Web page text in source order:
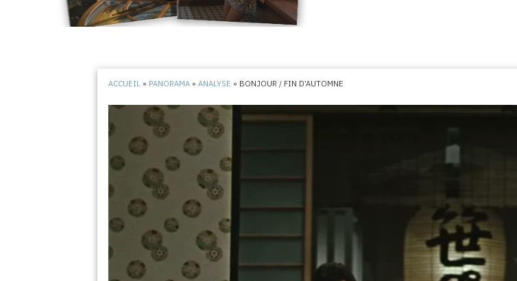
ACCUEIL » PANORAMA »ANALYSE » BONJOUR / FIN D’AUTOMNE